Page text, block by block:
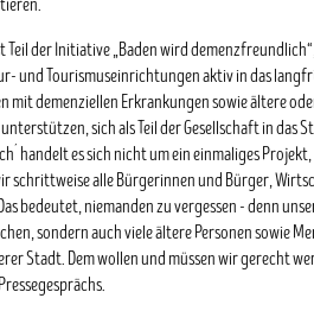
Teil der Initiative „Baden wird
und Tourismuseinrichtungen aktiv in das
mit demenziellen Erkrankungen sowie ältere
sich als Teil der Gesellschaft in das
handelt es sich nicht um ein einmaliges
schrittweise alle Bürgerinnen und Bürger,
bedeutet, niemanden zu vergessen - denn
sondern auch viele ältere Personen sowie
Stadt. Dem wollen und müssen wir gerecht